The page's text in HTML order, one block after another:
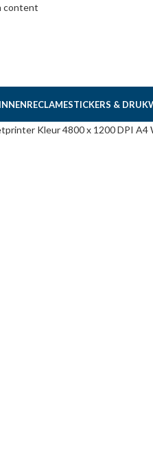
content
STICKERS &